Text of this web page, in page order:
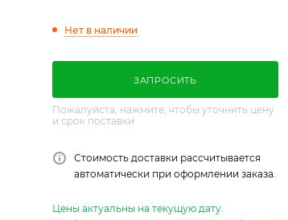
Нет в наличии
ЗАПРОСИТЬ
Пожалуйста, нажмите, чтобы уточнить цену
и срок поставки
Стоимость доставки рассчитывается
автоматически при оформлении заказа.
Цены актуальны на текущую дату.